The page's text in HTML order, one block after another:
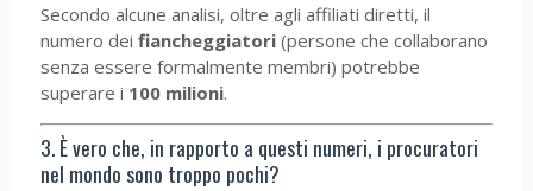
Secondo alcune analisi, oltre agli affiliati diretti, il
numero dei fiancheggiatori(persone che collaborano
senza essere formalmente membri) potrebbe
superare i 100 milioni.
3. È vero che, in rapporto a questi numeri, i procuratori
nel mondo sono troppo pochi?